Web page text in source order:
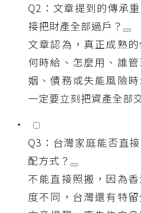
Q2：文章提到的傳承
接把財產全部過戶？
文章認為，真正成熟
何時給、怎麼用、誰
姻、債務或失能風險
一定要立刻把資產全部
Q3：台灣家庭能否直
配方式？
不能直接照搬，因為
度不同，台灣還有特